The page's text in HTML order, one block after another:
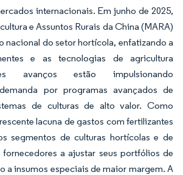
internacionais. Em junho de 2025,
e Assuntos Rurais da China (MARA)
nacional do setor hortícola, enfatizando a
e as tecnologias de agricultura
avanços estão impulsionando
por programas avançados de
de culturas de alto valor. Como
lacuna de gastos com fertilizantes
segmentos de culturas hortícolas e de
a ajustar seus portfólios de
a insumos especiais de maior margem. A